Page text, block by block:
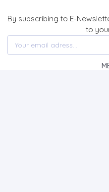
By subscribing to E-
to